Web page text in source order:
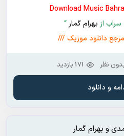
Download Music
از بهرام گمار “
مرجع دانلود موزیک ///
نظر 171 بازدید
و دانلود
و بهرام گمار